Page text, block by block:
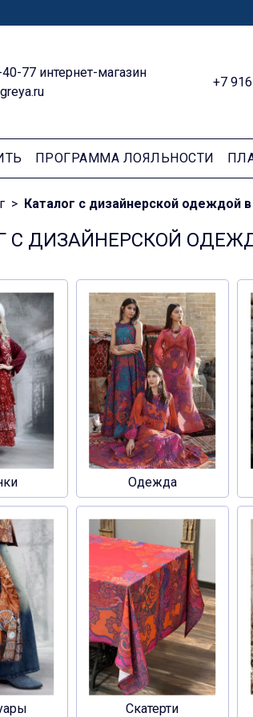
77 интернет-магазин
+7
ПРОГРАММА ЛОЯЛЬНОСТИ
Каталог с дизайнерской одеждой
С ДИЗАЙНЕРСКОЙ
Одежда
Скатерти